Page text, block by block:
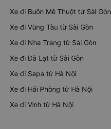
Xe đi Buôn Mê Thuột từ Sài Gòn
Xe đi Vũng Tàu từ Sài Gòn
Xe đi Nha Trang từ Sài Gòn
Xe đi Đà Lạt từ Sài Gòn
Xe đi Sapa từ Hà Nội
Xe đi Hải Phòng từ Hà Nội
Xe đi Vinh từ Hà Nội